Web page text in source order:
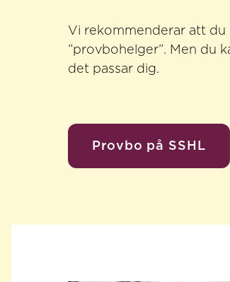
Vi rekommenderar att du
”provbohelger”. Men du
det passar dig.
Provbo på SSHL